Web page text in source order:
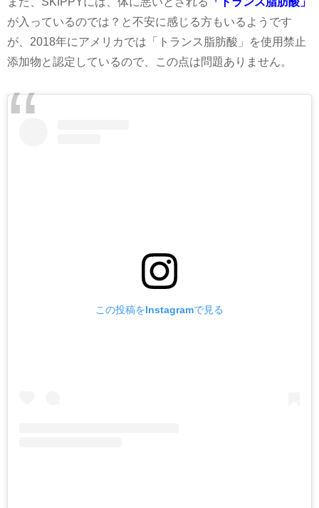
が入っているのでは？と不安に感じる方もいるようです
が、 2018年にアメリカでは「トランス脂肪酸」を使用禁止
添加物と認定しているので、
この点は問題ありません。
この投稿をInstagramで見る